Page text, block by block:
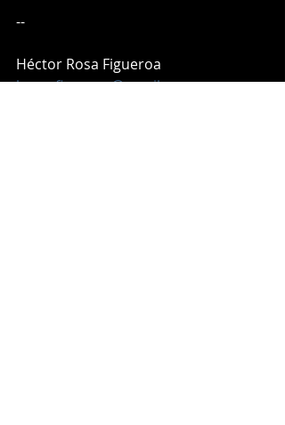
--
Héctor Rosa Figueroa
hrosafigueroa@gmail.com